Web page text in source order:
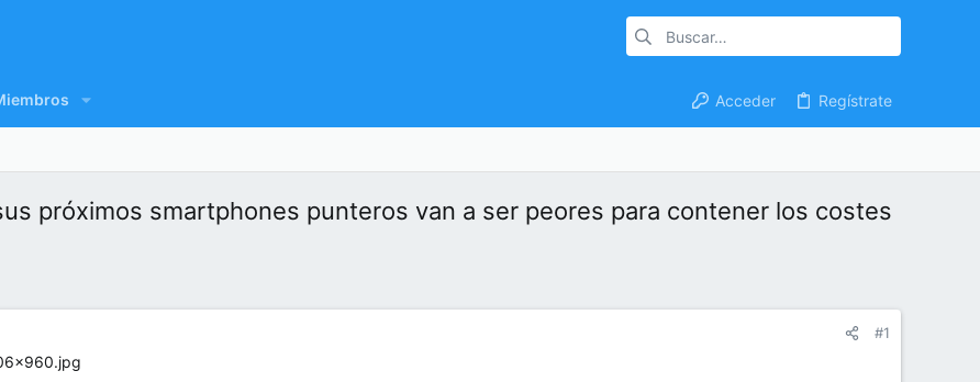
Acceder Regístrate
próximos smartphones punteros van a ser peores para contener los costes
#1